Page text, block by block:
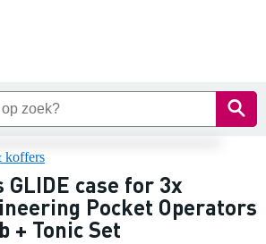
koffers
GLIDE case for 3x
Pocket Operators
+ Tonic Set